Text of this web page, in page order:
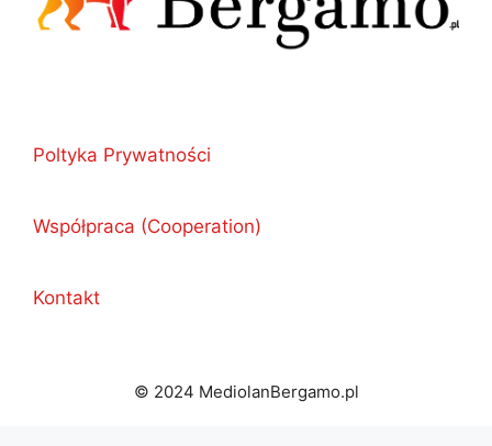
Poltyka Prywatności
Współpraca (Cooperation)
Kontakt
© 2024 MediolanBergamo.pl